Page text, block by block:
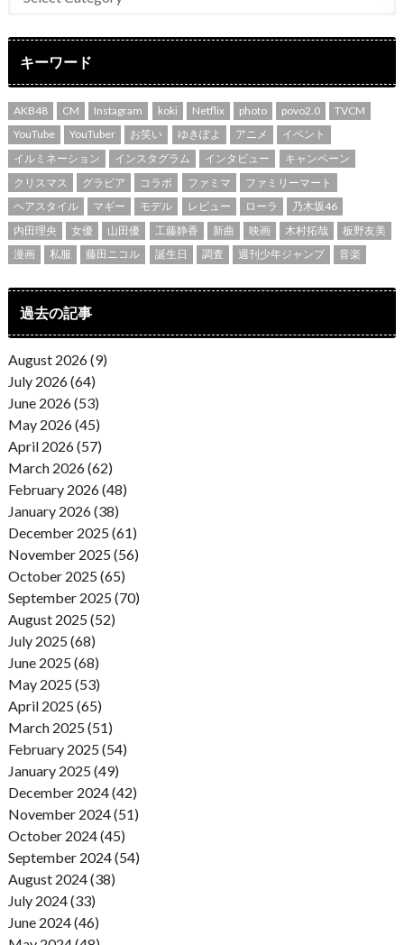
キーワード
AKB48 CM Instagram koki Netflix photo povo2.0
TVCM
YouTube
YouTuber お笑い ゆきぽよ アニメ
イベント
イルミネーション
インスタグラム インタビュー
キャンペーン
クリスマス
グラビア コラボ ファミマ
ファミリーマート
ヘアスタイル
マギー モデル レビュー ローラ
乃木坂46
内田理央
女優 山田優 工藤静香 新曲 映画 木村拓哉
板野友美
漫画
私服 藤田ニコル 誕生日 調査 週刊少年ジャンプ 音楽
過去の記事
August 2026 (9)
July 2026 (64)
June 2026 (53)
May 2026 (45)
April 2026 (57)
March 2026 (62)
February 2026 (48)
January 2026 (38)
December 2025 (61)
November 2025 (56)
October 2025 (65)
September 2025 (70)
August 2025 (52)
July 2025 (68)
June 2025 (68)
May 2025 (53)
April 2025 (65)
March 2025 (51)
February 2025 (54)
January 2025 (49)
December 2024 (42)
November 2024 (51)
October 2024 (45)
September 2024 (54)
August 2024 (38)
July 2024 (33)
June 2024 (46)